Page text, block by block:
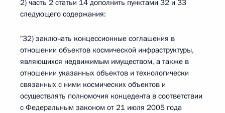
2) часть 2 статьи 14 дополнить пунктами 32 и 33
следующего содержания:
"32) заключать концессионные соглашения в
отношении объектов космической инфраструктуры,
являющихся недвижимым имуществом, а также в
отношении указанных объектов и технологически
связанных с ними космических объектов и
осуществлять полномочия концедента в соответствии
с Федеральным законом от 21 июля 2005 года